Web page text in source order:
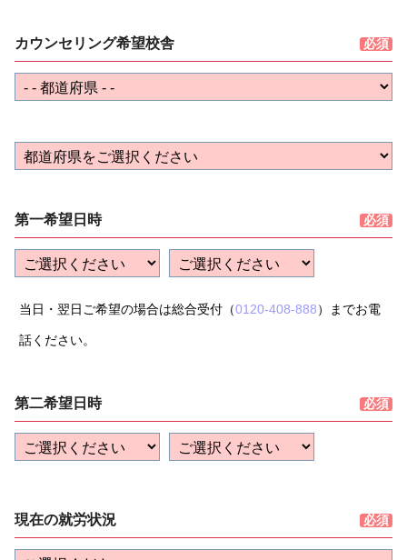
カウンセリング希望校舎
第一希望日時
当日・翌日ご希望の場合は総合受付（0120-408-888）までお電
話ください。
第二希望日時
現在の就労状況